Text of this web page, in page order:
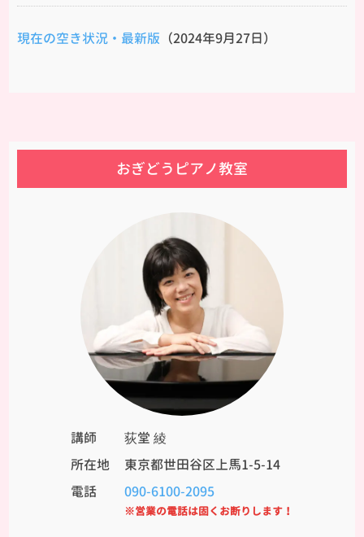
現在の空き状況・最新版 （2024年9月27日）
おぎどうピアノ教室
講師
荻堂 綾
所在地
東京都世田谷区上馬1-5-14
電話
090-6100-2095
※営業の電話は固くお断りします！